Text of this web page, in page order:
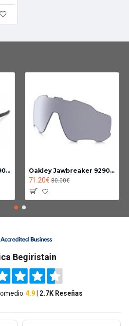
Oakley Jawbreaker 9290-14 Oakley Jawbreaker 9290 lente Fotocromatica clear black iridium
71.20€ 80.00€